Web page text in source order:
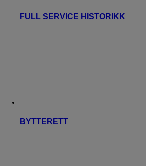
FULL SERVICE HISTORIKK
BYTTERETT